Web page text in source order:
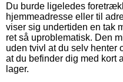
Du burde ligeledes
hjemmeadresse eller til
viser sig undertiden en tak
ret så uproblematisk. Den
uden tvivl at du selv henter
at du befinder dig med kort
lager.